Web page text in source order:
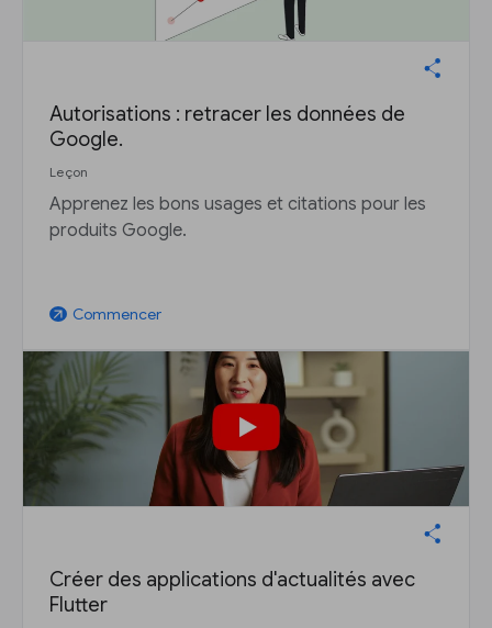
Autorisations : retracer les données de
Google.
Leçon
Apprenez les bons usages et citations pour les
produits Google.
arrow_outward Commencer
Créer des applications d'actualités avec
Flutter